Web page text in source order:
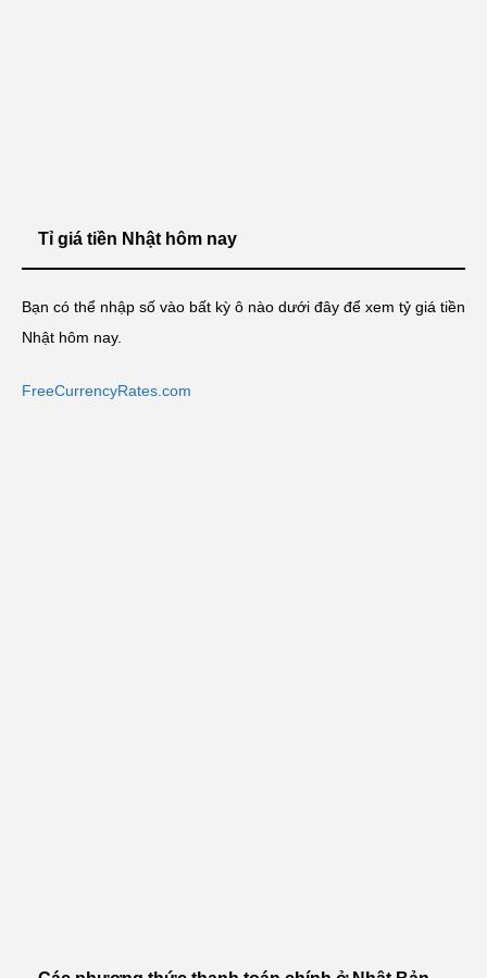
Tỉ giá tiền Nhật hôm nay
Bạn có thể nhập số vào bất kỳ ô nào dưới đây để xem tỷ giá tiền
Nhật hôm nay.
FreeCurrencyRates.com